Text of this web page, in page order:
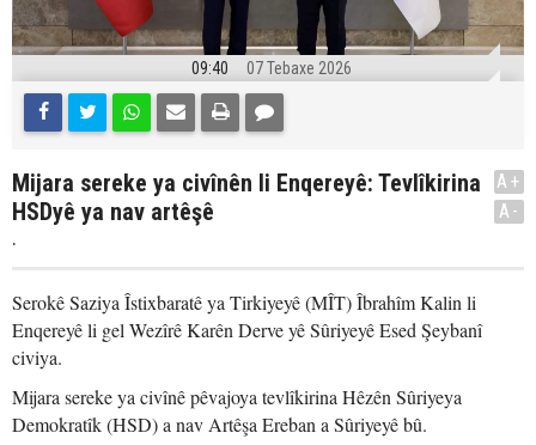
09:40 07 Tebaxe 2026
Mijara sereke ya civînên li Enqereyê: Tevlîkirina
HSDyê ya nav artêşê
.
A+
A-
Serokê Saziya Îstixbaratê ya Tirkiyeyê (MÎT) Îbrahîm Kalin li
Enqereyê li gel Wezîrê Karên Derve yê Sûriyeyê Esed Şeybanî
civiya.
Mijara sereke ya civînê pêvajoya tevlîkirina Hêzên Sûriyeya
Demokratîk (HSD) a nav Artêşa Ereban a Sûriyeyê bû.